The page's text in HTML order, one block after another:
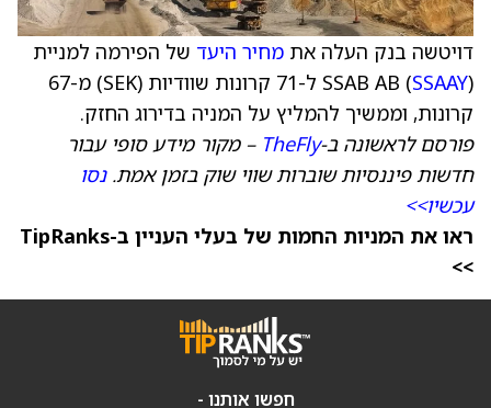
דויטשה בנק העלה את מחיר היעד של הפירמה למניית
SSAB AB (SSAAY
) ל-71 קרונות שוודיות (SEK) מ-67
קרונות, וממשיך להמליץ על המניה בדירוג החזק.
פורסם לראשונה ב-TheFly – מקור מידע סופי עבור
חדשות פיננסיות שוברות שווי שוק בזמן אמת.נסו
עכשיו>>
ראו את המניות החמות של בעלי העניין ב-TipRanks
>>
חפשו אותנו -